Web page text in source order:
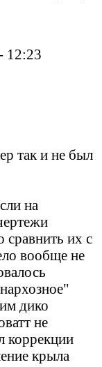
12:23
так и не был
на
сравнить их с
вообще не
дико
не
коррекции
крыла